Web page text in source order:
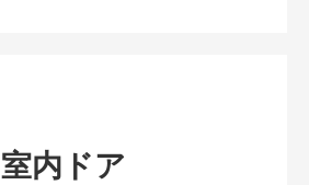
室内ドア